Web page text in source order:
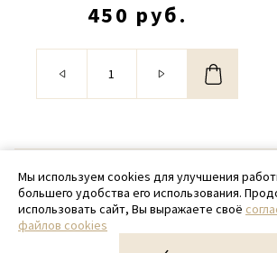
450 руб.
© 2020 - 2026 SamPack
+ 7 (918) 699-97-
zakaz@sampack.store
Мы используем cookies для улучшения
большего удобства его использования.
использовать сайт, Вы выражаете своё
файлов cookies